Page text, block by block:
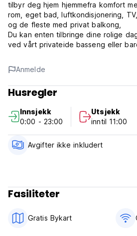
tilbyr deg hjem hjemmefra komfort
rom, eget bad, luftkondisjonering,
og de fleste med privat balkong,
Du kan enten tilbringe dine rolige
ved vårt privateide basseng eller
til alle hot spots, slik at du ikke går
vakre øy har å tilby.
Vennligst merk: Du kan bruke
Det er ikke kjøkkenbrukerkunder!!!
Overfør det tilbys ikke gratis!!! (Auto-
language)
Anmelde
Husregler
Innsjekk
0:00 - 23:00
Utsjekk
inntil 11:00
Avgifter ikke inkludert
Fasiliteter
Gratis Bykart